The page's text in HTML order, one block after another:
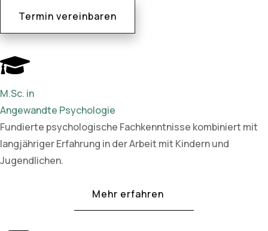
Termin vereinbaren
M.Sc. in
Angewandte Psychologie
Fundierte psychologische Fachkenntnisse kombiniert mit
langjähriger Erfahrung in der Arbeit mit Kindern und
Jugendlichen.
Mehr erfahren